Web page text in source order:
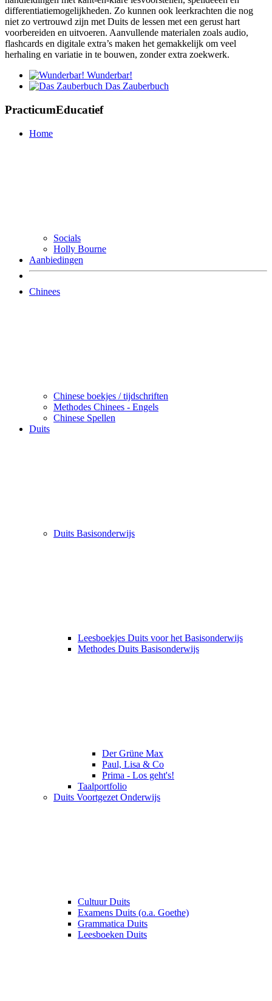
differentiatiemogelijkheden. Zo kunnen ook leerkrachten die nog
niet zo vertrouwd zijn met Duits de lessen met een gerust hart
voorbereiden en uitvoeren. Aanvullende materialen zoals audio,
flashcards en digitale extra’s maken het gemakkelijk om veel
herhaling en variatie in te bouwen, zonder extra zoekwerk.
Wunderbar!
Das Zauberbuch
PracticumEducatief
Home
Socials
Holly Bourne
Aanbiedingen
Chinees
Chinese boekjes / tijdschriften
Methodes Chinees - Engels
Chinese Spellen
Duits
Duits Basisonderwijs
Leesboekjes Duits voor het Basisonderwijs
Methodes Duits Basisonderwijs
Der Grüne Max
Paul, Lisa & Co
Prima - Los geht's!
Taalportfolio
Duits Voortgezet Onderwijs
Cultuur Duits
Examens Duits (o.a. Goethe)
Grammatica Duits
Leesboeken Duits